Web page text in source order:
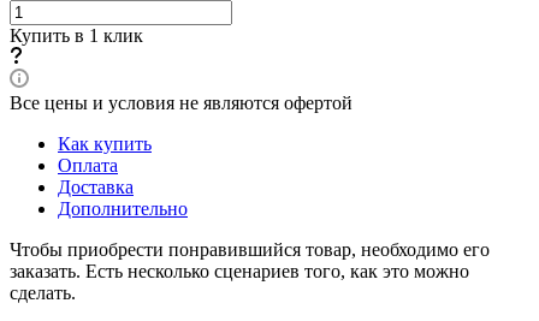
Купить в 1 клик
Все цены и условия не являются офертой
Как купить
Оплата
Доставка
Дополнительно
Чтобы приобрести понравившийся товар, необходимо его
заказать. Есть несколько сценариев того, как это можно
сделать.